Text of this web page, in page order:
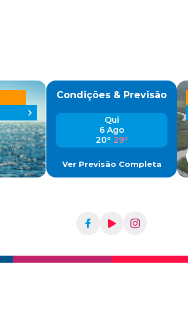
Condições & Previsão
Qui
6 Ago
20º 29º
Ver Previsão Completa